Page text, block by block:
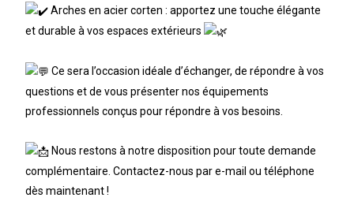
Arches en acier corten : apportez une touche élégante
et durable à vos espaces extérieurs
Ce sera l’occasion idéale d’échanger, de répondre à vos
questions et de vous présenter nos équipements
professionnels conçus pour répondre à vos besoins.
Nous restons à notre disposition pour toute demande
complémentaire. Contactez-nous par e-mail ou téléphone
dès maintenant !